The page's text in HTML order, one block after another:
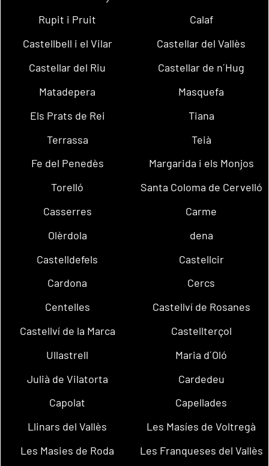
Rupit i Pruit
Calaf
Castellbell i el Vilar
Castellar del Vallès
Castellar del Riu
Castellar de n´Hug
Matadepera
Masquefa
Els Prats de Rei
Tiana
Terrassa
Teià
Fe del Penedès
Margarida i els Monjos
Torelló
Santa Coloma de Cervelló
Casserres
Carme
Olèrdola
dena
Castelldefels
Castellcir
Cardona
Cercs
Centelles
Castellví de Rosanes
Castellví de la Marca
Castellterçol
Ullastrell
Maria d´Oló
Julià de Vilatorta
Cardedeu
Capolat
Capellades
Llinars del Vallès
Les Masíes de Voltregà
Les Masies de Roda
Les Franqueses del Vallès